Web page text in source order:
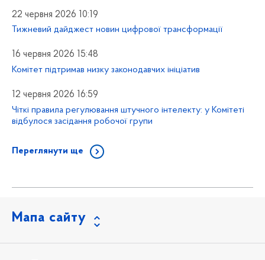
22 червня 2026 10:19
Тижневий дайджест новин цифрової трансформації
16 червня 2026 15:48
Комітет підтримав низку законодавчих ініціатив
12 червня 2026 16:59
Чіткі правила регулювання штучного інтелекту: у Комітеті
відбулося засідання робочої групи
Переглянути ще
Мапа сайту